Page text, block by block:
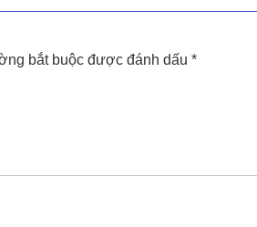
bắt buộc được đánh dấu *